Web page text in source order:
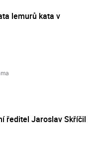
lemurů kata v
ředitel Jaroslav Skříčil